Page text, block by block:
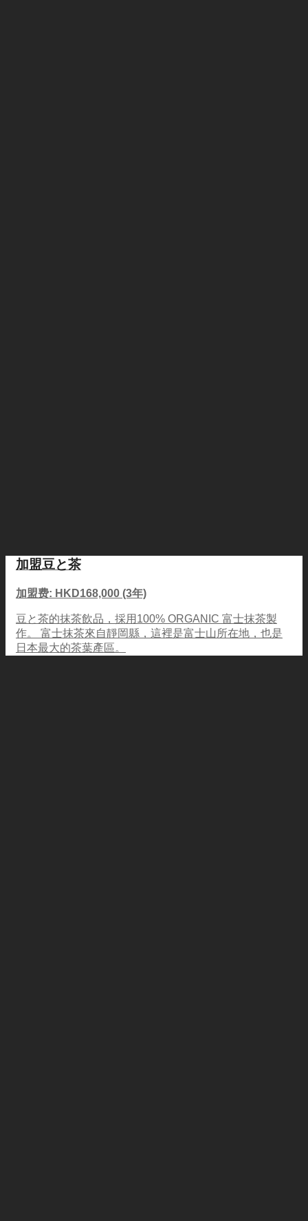
加盟豆と茶
加盟费: HKD168,000 (3年)
豆と茶的抹茶飲品，採用100% ORGANIC 富士抹茶製
作。 富士抹茶來自靜岡縣，這裡是富士山所在地，也是
日本最大的茶葉產區。